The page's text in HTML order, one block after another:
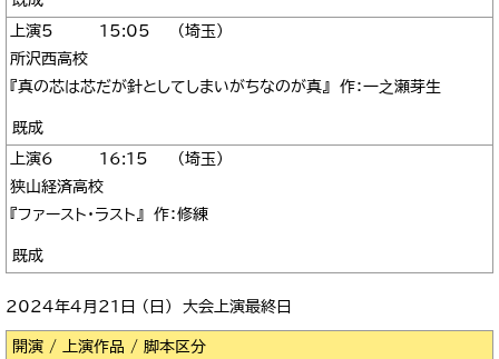
5
15:05
埼玉
所沢西高校
『真の芯は芯だが針としてしまいがちなのが真』 作：一之瀬芽生
既成
6
16:15
埼玉
狭山経済高校
『ファースト・ラスト』 作：修練
既成
2024年4月21日 （日） 大会上演最終日
区分